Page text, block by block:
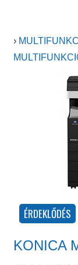
›
KONICA